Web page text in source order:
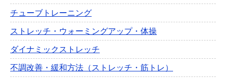
チューブトレーニング
ストレッチ・ウォーミングアップ・体操
ダイナミックストレッチ
不調改善・緩和方法（ストレッチ・筋トレ）